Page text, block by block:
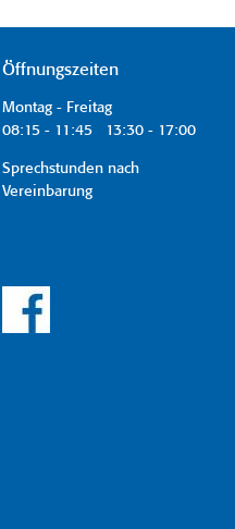
Öffnungszeiten
Montag - Freitag
08:15 - 11:45 13:30 - 17:00
Sprechstunden nach
Vereinbarung